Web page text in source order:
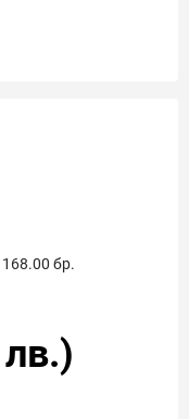
168.00 бр.
лв.)